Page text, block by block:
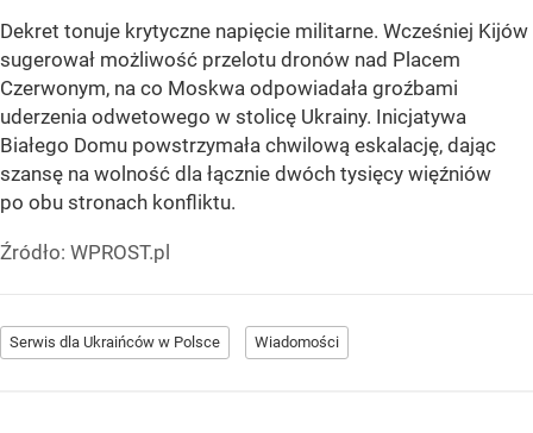
Dekret tonuje krytyczne napięcie militarne. Wcześniej Kijów
sugerował możliwość przelotu dronów nad Placem
Czerwonym, na co Moskwa odpowiadała groźbami
uderzenia odwetowego w stolicę Ukrainy. Inicjatywa
Białego Domu powstrzymała chwilową eskalację, dając
szansę na wolność dla łącznie dwóch tysięcy więźniów
po obu stronach konfliktu.
Źródło: WPROST.pl
Serwis dla Ukraińców w Polsce Wiadomości